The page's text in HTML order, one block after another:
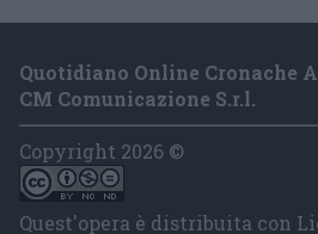
Quotidiano Online Cronache
CM Comunicazione S.r.l.
Copyright 2026 ©
Quest'opera è distribuita con